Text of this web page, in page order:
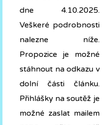
dne 4.10.2025.
Veškeré podrobnosti
nalezne níže.
Propozice je možné
stáhnout na odkazu v
dolní části článku.
Přihlášky na soutěž je
možné zaslat mailem